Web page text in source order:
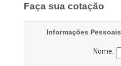
Faça sua cotação
Informações Pessoais
Nome: